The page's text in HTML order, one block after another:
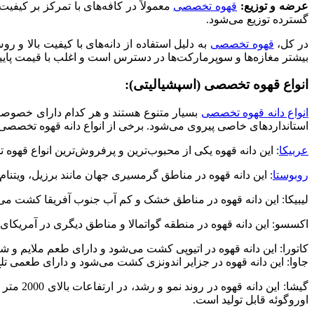
عرضه و توزیع: قهوه تخصصی معمولاً در کافه‌های با تمرکز بر
گسترده توزیع می‌شود.
در کل، قهوه تخصصی به دلیل استفاده از دانه‌های با کیفیت
بیشتر مغازه‌ها و سوپرمارکت‌ها در دسترس است و اغلب با قیمت
انواع قهوه تخصصی (اسپشیالیتی):
انواع دانه قهوه تخصصی بسیار متنوع هستند و هر کدام دارای
استانداردهای خاصی پیروی می‌شود. برخی از انواع دانه قهوه تخصصی
عربیکا: این دانه قهوه یکی از محبوب‌ترین و پرفروش‌ترین انواع
روبوستا: این دانه قهوه در مناطق گرمسیری جهان مانند برزیل،
لیبیکا: این دانه قهوه در مناطق خشک و کم آب جنوب آفریقا کشت
اکسسو: این دانه قهوه در منطقه گواتمالا و مناطق دیگری در
کاتورا: این دانه قهوه در اتیوپی کشت می‌شود و دارای طعم ملایم
جاوا: این دانه قهوه در جزایر اندونزی کشت می‌شود و دارای طعمی
اوروگوئه قابل تولید است.